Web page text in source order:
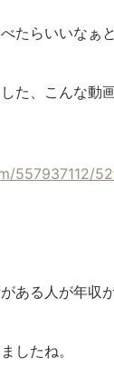
たらいいなぁ
た、こんな動
557937112/
ある人が年収
したね。